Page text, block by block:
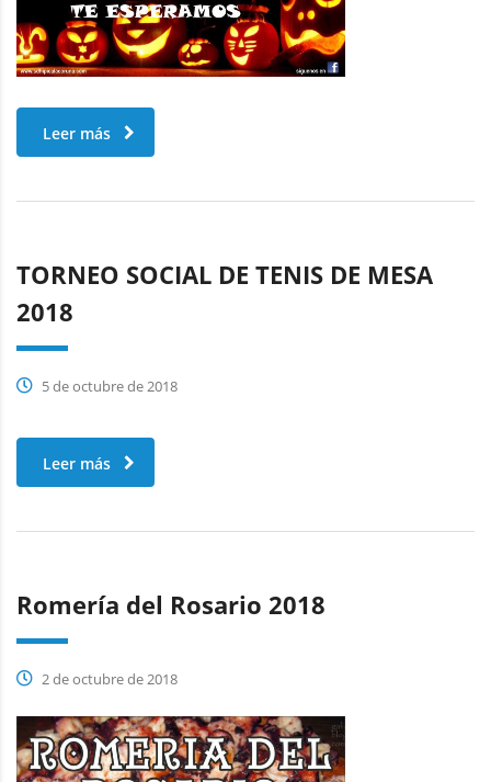
Leer más
TORNEO SOCIAL DE TENIS DE MESA
2018
5 de octubre de 2018
Leer más
Romería del Rosario 2018
2 de octubre de 2018